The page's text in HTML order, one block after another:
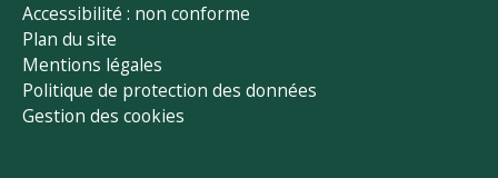
Accessibilité : non conforme
Plan du site
Mentions légales
Politique de protection des données
Gestion des cookies